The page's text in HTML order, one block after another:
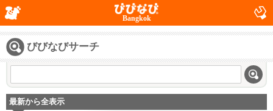
Bangkok
びびなびサーチ
最新から全表示